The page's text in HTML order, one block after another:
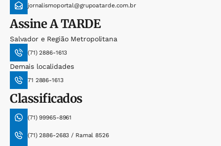
jornalismoportal@grupoatarde.com.br
AssineA TARDE
Salvador e Região Metropolitana
(71) 2886-1613
Demais localidades
71 2886-1613
Classificados
(71) 99965-8961
(71) 2886-2683 / Ramal 8526